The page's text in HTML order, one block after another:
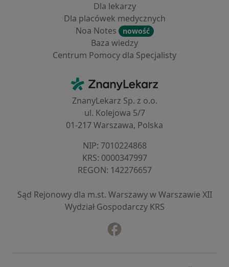
Dla lekarzy
Dla placówek medycznych
Noa Notes
nowość
Baza wiedzy
Centrum Pomocy dla Specjalisty
ZnanyLekarz - Strona główna
ZnanyLekarz Sp. z o.o.
ul. Kolejowa 5/7
01-217 Warszawa, Polska
NIP: ⁠7010224868
KRS: ⁠0000347997
REGON: ⁠142276657
Sąd Rejonowy dla m.st. Warszawy w Warszawie XII
Wydział Gospodarczy KRS